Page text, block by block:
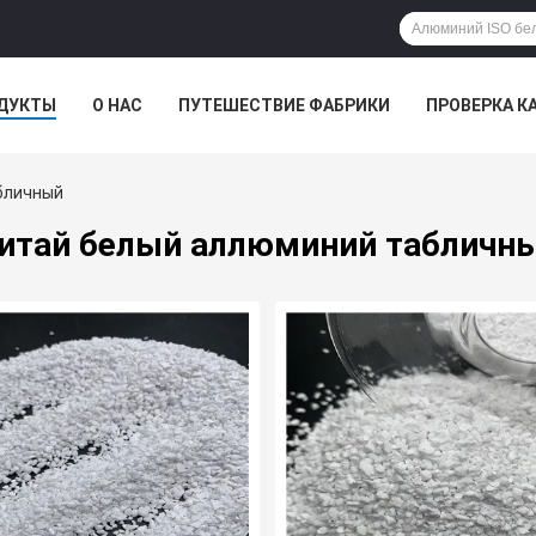
О НАС ПУТЕШЕСТВИЕ ФАБРИКИ ПРОВЕРКА
белый аллюминий